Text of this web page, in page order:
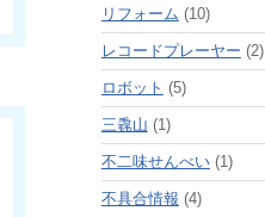
リフォーム (10)
レコードプレーヤー (2)
ロボット (5)
三毳山 (1)
不二味せんべい(1)
不具合情報 (4)